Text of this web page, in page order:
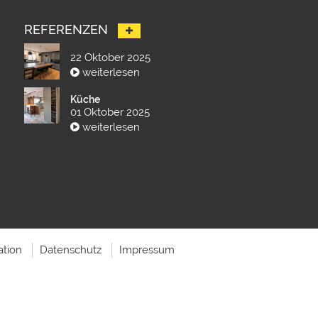
REFERENZEN
22 Oktober 2025
weiterlesen
Küche
01 Oktober 2025
weiterlesen
Datenschutz Impressum